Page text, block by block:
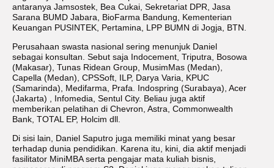
antaranya Jamsostek, Bea Cukai, Sekretariat DPR, Jasa
Sarana BUMD Jabara, BioFarma Bandung, Kementerian
Keuangan PUSINTEK, Pertamina, LPP BUMN di Jogja, BTN.
Perusahaan swasta nasional sering menunjuk Daniel
sebagai konsultan. Sebut saja Indocement, Triputra, Bosowa
(Makasar), Tunas Ridean Group, MusimMas (Medan),
Capella (Medan), CPSSoft, ILP, Darya Varia, KPUC
(Samarinda), Medifarma, Prafa. Indospring (Surabaya), Acer
(Jakarta) , Infomedia, Sentul City. Beliau juga aktif
memberikan pelatihan di Chevron, Astra, Commonwealth
Bank, TOTAL EP, Holcim dll.
Di sisi lain, Daniel Saputro juga memiliki minat yang besar
terhadap dunia pendidikan. Karena itu, kini, dia aktif menjadi
fasilitator MiniMBA serta pengajar mata kuliah bisnis,